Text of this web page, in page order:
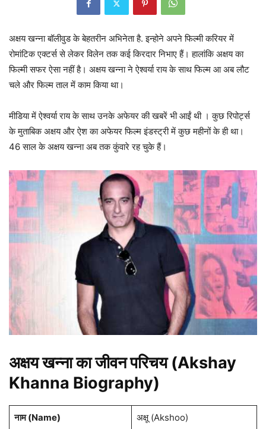
अक्षय खन्ना बॉलीवुड के बेहतरीन अभिनेता है. इन्होने अपने फिल्मी करियर में
रोमांटिक एक्टर्स से लेकर विलेन तक कई किरदार निभाए हैं। हालांकि अक्षय का
फिल्मी सफर ऐसा नहीं है। अक्षय खन्ना ने ऐश्वर्या राय के साथ फिल्म आ अब लौट
चले और फिल्म ताल में काम किया था।
मीडिया में ऐश्वर्या राय के साथ उनके अफेयर की खबरें भी आईं थी । कुछ रिपोर्ट्स
के मुताबिक अक्षय और ऐश का अफेयर फिल्म इंडस्ट्री में कुछ महीनों के ही था।
46 साल के अक्षय खन्ना अब तक कुंवारे रह चुके हैं।
अक्षय खन्ना का जीवन परिचय (Akshay
Khanna Biography)
नाम (Name) अक्षू (Akshoo)